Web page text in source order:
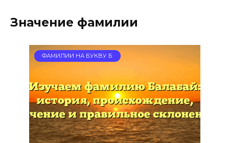
Значение фамилии
ФАМИЛИИ НА БУКВУ Б